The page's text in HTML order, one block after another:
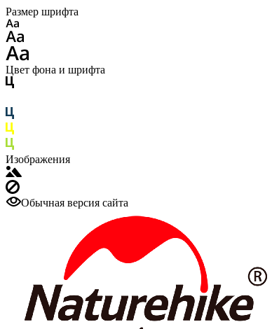
Размер шрифта
Цвет фона и шрифта
Изображения
Обычная версия сайта